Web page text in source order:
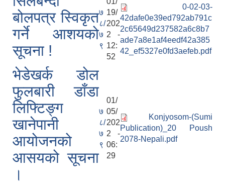
बोलपत्र स्विकृत
गर्ने आशयको
सूचना !
७
८/
७
९
19/
202
2 -
12:
52
0-02-03-
42dafe0e39ed792ab791c
2c65649d237582a6c8b7
ade7a8e1af4eedf42a385
42_ef5327e0fd3aefeb.pdf
भेडेखर्क डोल
फुलबारी डाँडा
लिफ्टिङ्ग
खानेपानी
आयोजनको
आसयको सूचना
।
७
८/
७
९
01/
05/
202
2 -
06:
29
Konjyosom-(Sumi
Publication)_20 Poush
2078-Nepali.pdf